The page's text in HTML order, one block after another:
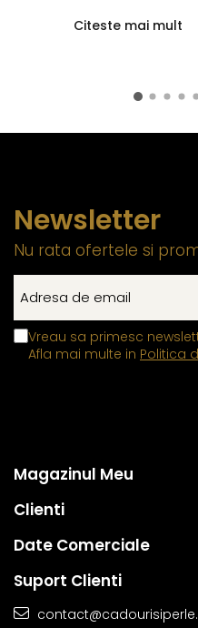
Citeste mai mult
Newsletter
Nu rata ofertele si
Vreau sa primesc
Afla mai multe in Politica
Magazinul Meu
Clienti
Date Comerciale
Suport Clienti